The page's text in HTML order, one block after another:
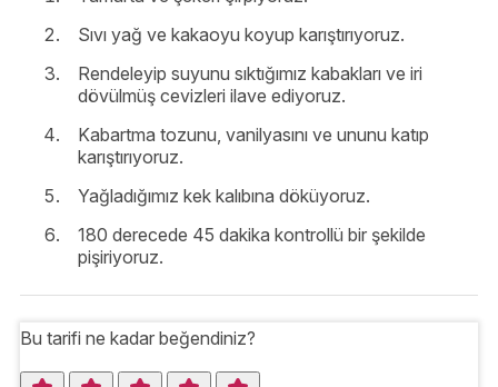
Sıvı yağ ve kakaoyu koyup karıştırıyoruz.
Rendeleyip suyunu sıktığımız kabakları ve iri
dövülmüş cevizleri ilave ediyoruz.
Kabartma tozunu, vanilyasını ve ununu katıp
karıştırıyoruz.
Yağladığımız kek kalıbına döküyoruz.
180 derecede 45 dakika kontrollü bir şekilde
pişiriyoruz.
Bu tarifi ne kadar beğendiniz?